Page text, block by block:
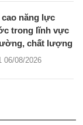
năng lực
trong lĩnh vực
chất lượng
06/08/2026